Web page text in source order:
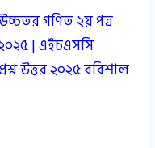
গণিত ২য় পত্র
| এইচএসসি
উত্তর ২০২৫ বরিশাল